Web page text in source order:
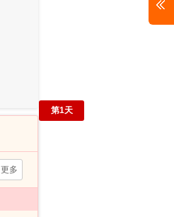
更多
第1天